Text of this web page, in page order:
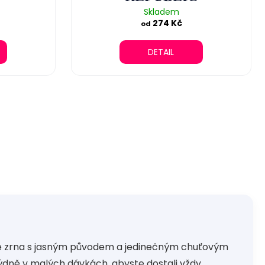
Skladem
od 274 Kč
DETAIL
zrna s jasným původem a jedinečným chuťovým